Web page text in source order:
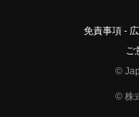
免責事項
ご
©
© 株